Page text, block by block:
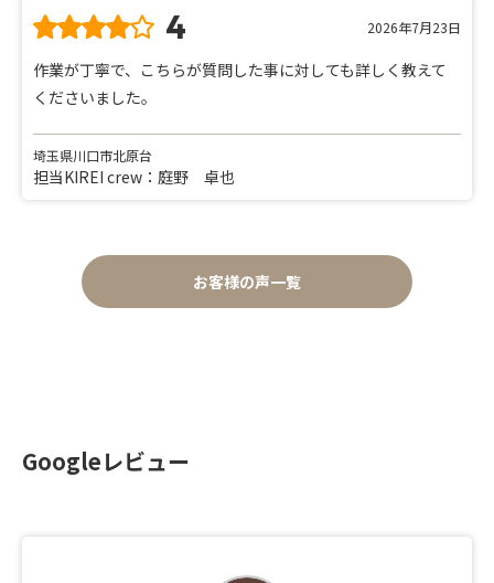
4 2026年7月23日
作業が丁寧で、こちらが質問した事に対しても詳しく教えて
くださいました。
埼玉県川口市北原台
担当KIREI crew：庭野 卓也
お客様の声一覧
Googleレビュー